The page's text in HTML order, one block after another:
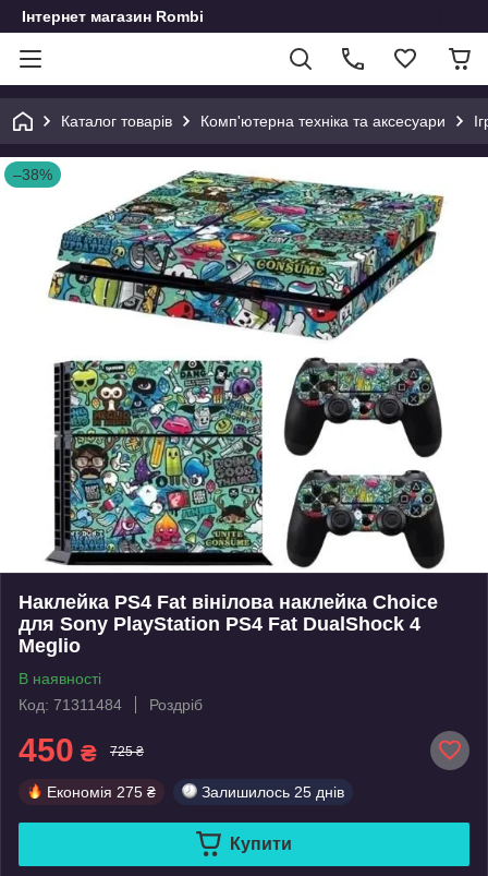
Інтернет магазин Rombi
Каталог товарів Комп'ютерна техніка та аксесуари
–38%
Наклейка PS4 Fat вінілова наклейка Choice
для Sony PlayStation PS4 Fat DualShock 4
Meglio
В наявності
Код: 71311484
Роздріб
450 ₴ 725 ₴
Економія 275 ₴ Залишилось 25 днів
Купити